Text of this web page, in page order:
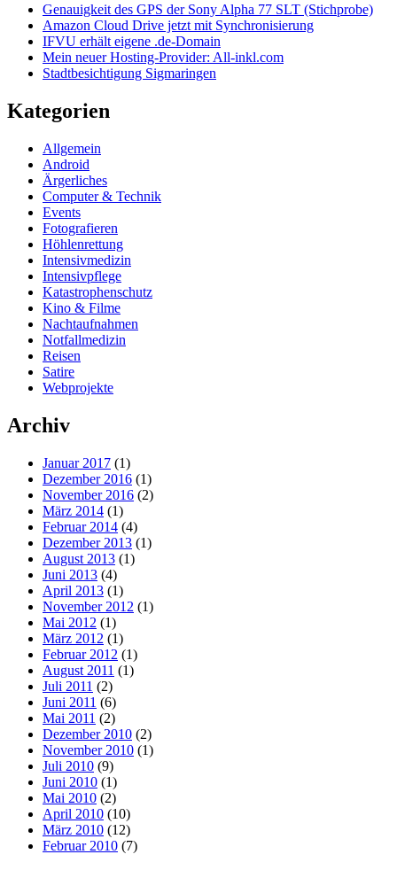
Genauigkeit des GPS der Sony Alpha 77 SLT (Stichprobe)
Amazon Cloud Drive jetzt mit Synchronisierung
IFVU erhält eigene .de-Domain
Mein neuer Hosting-Provider: All-inkl.com
Stadtbesichtigung Sigmaringen
Kategorien
Allgemein
Android
Ärgerliches
Computer & Technik
Events
Fotografieren
Höhlenrettung
Intensivmedizin
Intensivpflege
Katastrophenschutz
Kino & Filme
Nachtaufnahmen
Notfallmedizin
Reisen
Satire
Webprojekte
Archiv
Januar 2017 (1)
Dezember 2016 (1)
November 2016 (2)
März 2014 (1)
Februar 2014 (4)
Dezember 2013 (1)
August 2013 (1)
Juni 2013 (4)
April 2013 (1)
November 2012 (1)
Mai 2012 (1)
März 2012 (1)
Februar 2012 (1)
August 2011 (1)
Juli 2011 (2)
Juni 2011 (6)
Mai 2011 (2)
Dezember 2010 (2)
November 2010 (1)
Juli 2010 (9)
Juni 2010 (1)
Mai 2010 (2)
April 2010 (10)
März 2010 (12)
Februar 2010 (7)